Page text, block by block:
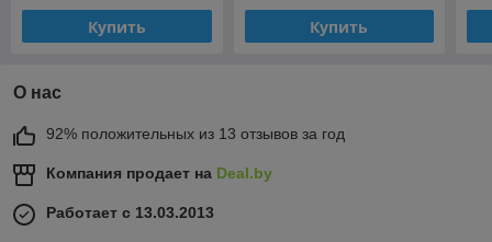
Купить Купить
О нас
92% положительных из 13 отзывов за год
Компания продает на Deal.by
Работает с 13.03.2013